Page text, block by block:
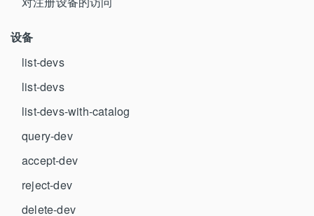
设备
list-devs
list-devs
list-devs-with-catalog
query-dev
accept-dev
reject-dev
delete-dev